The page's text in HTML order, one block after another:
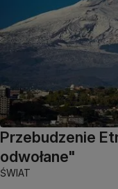
Przebudzenie
odwołane"
ŚWIAT